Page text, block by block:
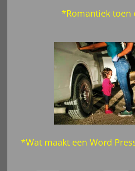
*Romantiek toen
*Wat maakt een Word